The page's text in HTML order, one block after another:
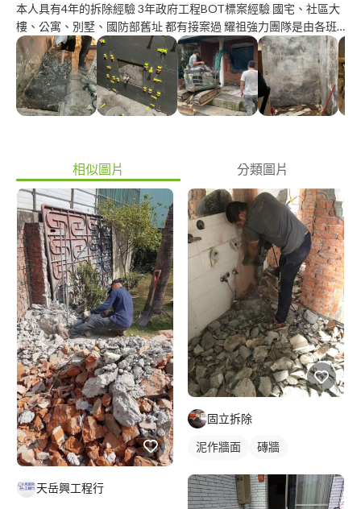
本人具有4年的拆除經驗 3年政府工程BOT標案經驗 國宅、社區大
樓、公寓、別墅、國防部舊址 都有接案過 耀祖強力團隊是由各班
底挑出的菁英人選組成 每位人選都各有專業技能並能獨當一面的
師傅 不管是打石牆壁水泥牆 拆除木作 貼磁磚 鋪水泥 木工 簡易水
電工程 搬家 清運 耀祖強力團隊給您一條龍的服務 讓您不用再擔心
找不到適合的廠商 一路秉持著公道報價 品質保證
相似圖片 分類圖片
天岳興工程行
固立拆除
泥作牆面
磚牆